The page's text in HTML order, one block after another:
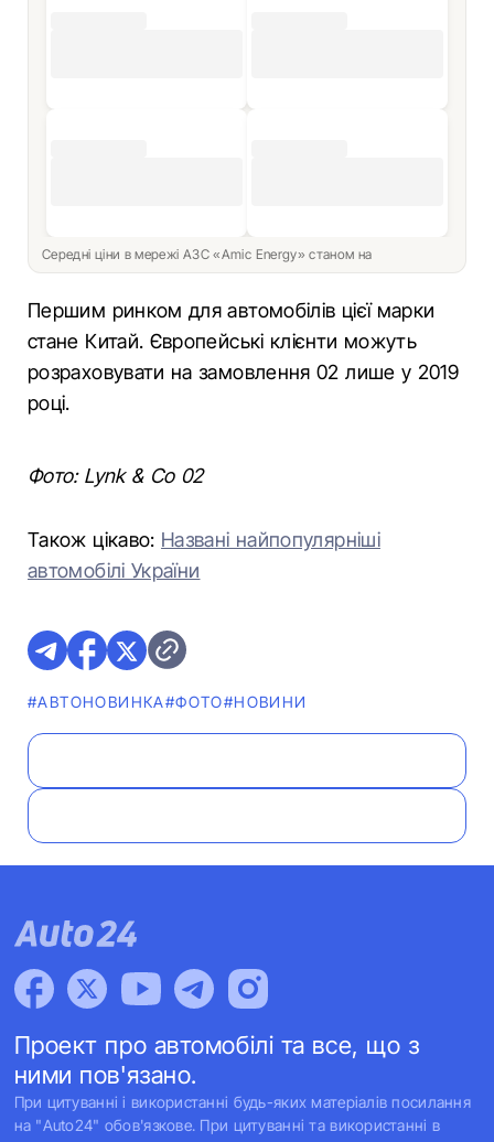
Середні ціни в мережі АЗС «Amic Energy» станом на
Першим ринком для автомобілів цієї марки
стане Китай. Європейські клієнти можуть
розраховувати на замовлення 02 лише у 2019
році.
Фото: Lynk & Co 02
Також цікаво: Названі найпопулярніші
автомобілі України
#АВТОНОВИНКА#ФОТО#НОВИНИ
Проект про автомобілі та все, що з
ними пов'язано.
При цитуванні і використанні будь-яких матеріалів посилання
на "Auto24" обов'язкове. При цитуванні та використанні в